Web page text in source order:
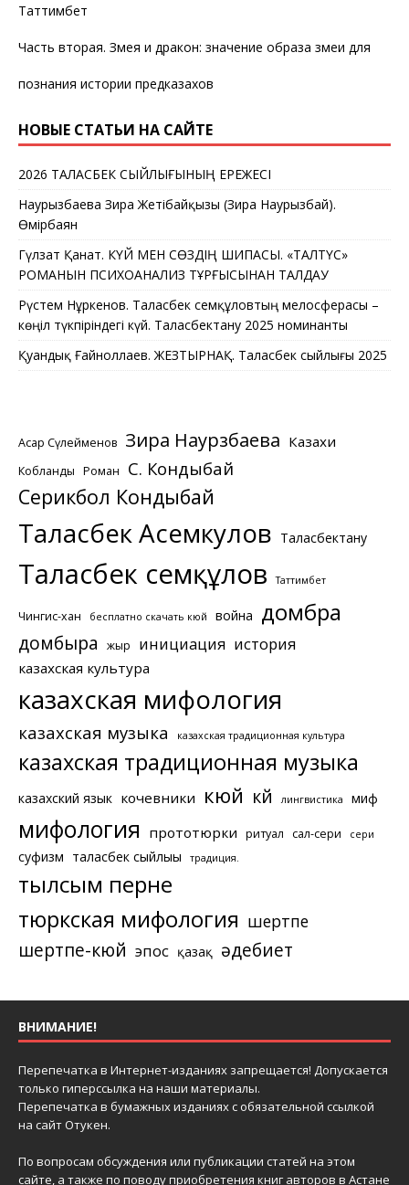
Таттимбет
Часть вторая. Змея и дракон: значение образа змеи для
познания истории предказахов
НОВЫЕ СТАТЬИ НА САЙТЕ
2026 ТАЛАСБЕК СЫЙЛЫҒЫНЫҢ ЕРЕЖЕСІ
Наурызбаева Зира Жетібайқызы (Зира Наурызбай).
Өмірбаян
Гүлзат Қанат. КҮЙ МЕН СӨЗДІҢ ШИПАСЫ. «ТАЛТҮС»
РОМАНЫН ПСИХОАНАЛИЗ ТҰРҒЫСЫНАН ТАЛДАУ
Рүстем Нұркенов. Таласбек Әсемқұловтың мелосферасы –
көңіл түкпіріндегі күй. Таласбектану 2025 номинанты
Қуандық Ғайноллаев. ЖЕЗТЫРНАҚ. Таласбек сыйлығы 2025
Асқар Сүлейменов Зира Наурзбаева Казахи
Кобланды Роман С. Кондыбай
Серикбол Кондыбай
Таласбек Асемкулов Таласбектану
Таласбек Әсемқұлов Таттимбет
Чингис-хан бесплатно скачать кюй война домбра
домбыра жыр инициация история
казахская культура
казахская мифология
казахская музыка казахская традиционная культура
казахская традиционная музыка
казахский язык кочевники кюй күй лингвистика миф
мифология прототюрки ритуал сал-сери сери
суфизм таласбек сыйлығы традиция.
тылсым перне
тюркская мифология шертпе
шертпе-кюй эпос қазақ әдебиет
ВНИМАНИЕ!
Перепечатка в Интернет-изданиях запрещается! Допускается
только гиперссылка на наши материалы.
Перепечатка в бумажных изданиях с обязательной ссылкой
на сайт Отукен.
По вопросам обсуждения или публикации статей на этом
сайте, а также по поводу приобретения книг авторов в Астане